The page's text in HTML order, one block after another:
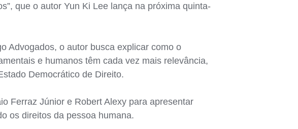
que o autor Yun Ki Lee lança na próxima quinta-
Advogados, o autor busca explicar como o
e humanos têm cada vez mais relevância,
Democrático de Direito.
Ferraz Júnior e Robert Alexy para apresentar
os direitos da pessoa humana.